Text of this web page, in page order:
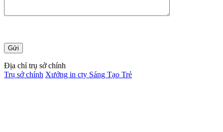
Địa chỉ trụ sở chính
Trụ sở chính Xưởng in cty Sáng Tạo Trẻ